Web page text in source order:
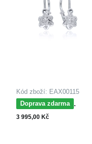
Kód zboží: EAX00115
Doprava zdarma
MOISS dětské
náušnice z bílého
3 995,00 Kč